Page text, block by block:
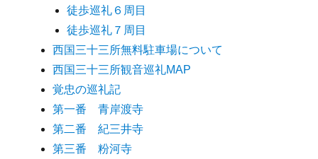
徒歩巡礼６周目
徒歩巡礼７周目
西国三十三所無料駐車場について
西国三十三所観音巡礼MAP
覚忠の巡礼記
第一番 青岸渡寺
第二番 紀三井寺
第三番 粉河寺